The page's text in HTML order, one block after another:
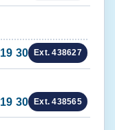
30 Ext. 438627
30 Ext. 438565